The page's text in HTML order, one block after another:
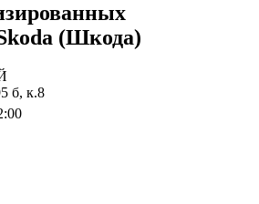
(Шкода)
б, к.8